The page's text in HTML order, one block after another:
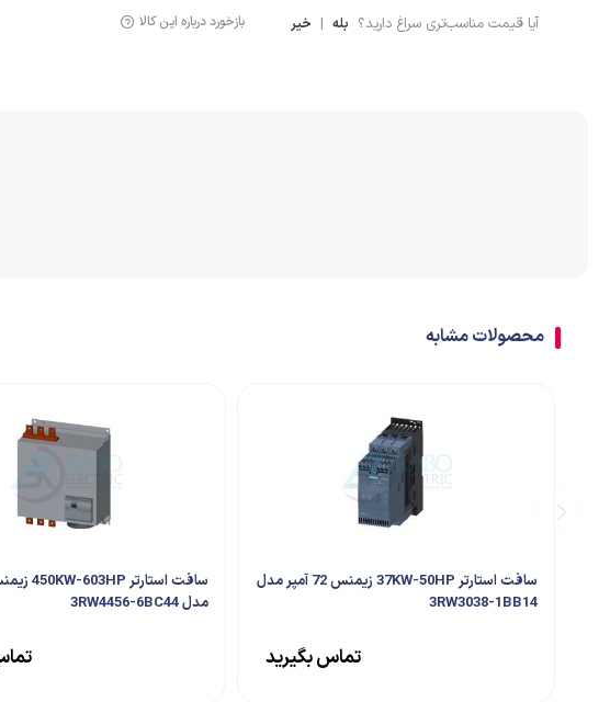
آیا قیمت مناسب‌تری سراغ دارید؟ بله | خیر بازخورد درباره این کالا
محصولات مشابه
سافت استارتر 37KW-50HP زیمنس 72 آمپر مدل
3RW3038-1BB14
تماس بگیرید
مدل 3RW4456-6BC44